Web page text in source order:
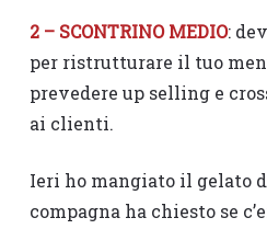
2 – SCONTRINO MEDIO:
per ristrutturare il tuo
prevedere up selling e
ai clienti.
Ieri ho mangiato il gelato
compagna ha chiesto se